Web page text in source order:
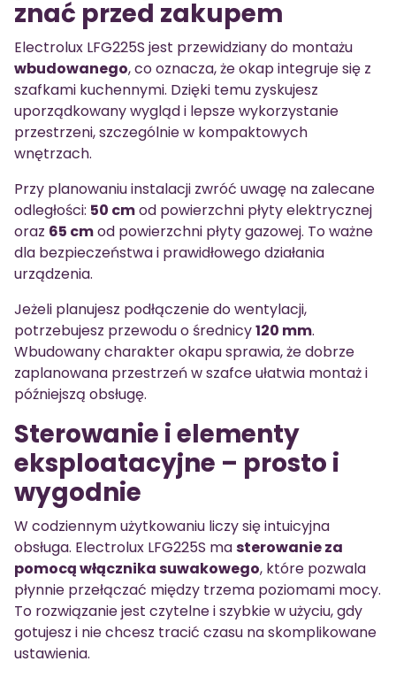
znać przed zakupem
Electrolux LFG225S jest przewidziany do montażu
wbudowanego, co oznacza, że okap integruje się z
szafkami kuchennymi. Dzięki temu zyskujesz
uporządkowany wygląd i lepsze wykorzystanie
przestrzeni, szczególnie w kompaktowych
wnętrzach.
Przy planowaniu instalacji zwróć uwagę na zalecane
odległości: 50 cmod powierzchni płyty elektrycznej
oraz 65 cmod powierzchni płyty gazowej. To ważne
dla bezpieczeństwa i prawidłowego działania
urządzenia.
Jeżeli planujesz podłączenie do wentylacji,
potrzebujesz przewodu o średnicy120 mm.
Wbudowany charakter okapu sprawia, że dobrze
zaplanowana przestrzeń w szafce ułatwia montaż i
późniejszą obsługę.
Sterowanie i elementy
eksploatacyjne – prosto i
wygodnie
W codziennym użytkowaniu liczy się intuicyjna
obsługa. Electrolux LFG225S masterowanie za
pomocą włącznika suwakowego, które pozwala
płynnie przełączać między trzema poziomami mocy.
To rozwiązanie jest czytelne i szybkie w użyciu, gdy
gotujesz i nie chcesz tracić czasu na skomplikowane
ustawienia.